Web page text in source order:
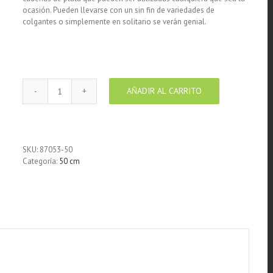
ocasión. Pueden llevarse con un sin fin de variedades de
colgantes o simplemente en solitario se verán genial.
Cadena
de
largo
50
AÑADIR AL CARRITO
SKU: 87053-50
Categoría: 50 cm